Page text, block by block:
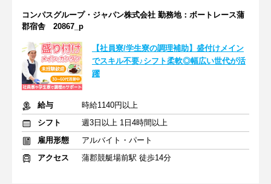
コンパスグループ・ジャパン株式会社 勤務地：ボートレース蒲
郡宿舎 20867_p
【社員寮/学生寮の調理補助】盛付けメイン
でスキル不要♪シフト柔軟◎幅広い世代が活
躍
給与
時給1140円以上
シフト
週3日以上 1日4時間以上
雇用形態
アルバイト・パート
アクセス
蒲郡競艇場前駅 徒歩14分